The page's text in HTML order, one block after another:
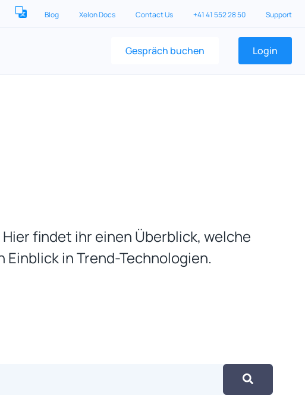
Blog Xelon Docs Contact Us +41 41 552 28 50 Support
Gespräch buchen Login
findet ihr einen Überblick, welche
in Trend-Technologien.